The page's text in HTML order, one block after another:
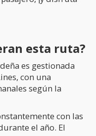
esta ruta?
es gestionada
con una
según la
con las
el año. El